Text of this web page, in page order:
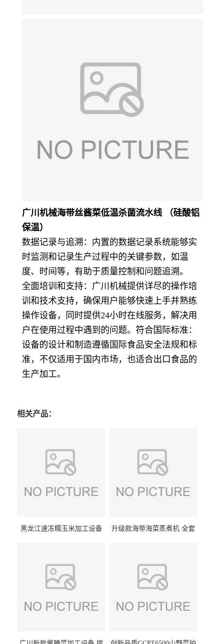
广川机械海带丝酱菜低温杀菌流水线 （硅酸铝
保温）
数据记录与追溯：内置的数据记录系统能够实
时监测和记录生产过程中的关键参数，如温
度、时间等，有助于质量控制和问题追溯。
全面培训和支持：广川机械提供详尽的操作培
训和技术支持，确保用户能够快速上手并熟练
操作设备，同时提供24小时在线服务，解决用
户在使用过程中遇到的问题。符合国际标准：
设备的设计和制造遵循国际食品安全法规和标
准，不仅适用于国内市场，也适合出口食品的
生产加工。
相关产品：
黑龙江速冻糯玉米加工设备
升级款海带海菜蒸煮机 全套